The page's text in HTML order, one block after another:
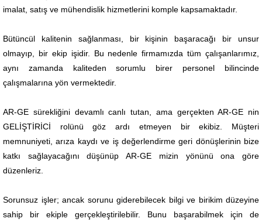
imalat, satış ve mühendislik hizmetlerini komple kapsamaktadır.
Bütüncül kalitenin sağlanması, bir kişinin başaracağı bir unsur
olmayıp, bir ekip işidir. Bu nedenle firmamızda tüm çalışanlarımız,
aynı zamanda kaliteden sorumlu birer personel bilincinde
çalışmalarına yön vermektedir.
AR-GE sürekliğini devamlı canlı tutan, ama gerçekten AR-GE nin
GELİŞTİRİCİ rolünü göz ardı etmeyen bir ekibiz. Müşteri
memnuniyeti, arıza kaydı ve iş değerlendirme geri dönüşlerinin bize
katkı sağlayacağını düşünüp AR-GE mizin yönünü ona göre
düzenleriz.
Sorunsuz işler; ancak sorunu giderebilecek bilgi ve birikim düzeyine
sahip bir ekiple gerçekleştirilebilir. Bunu başarabilmek için de